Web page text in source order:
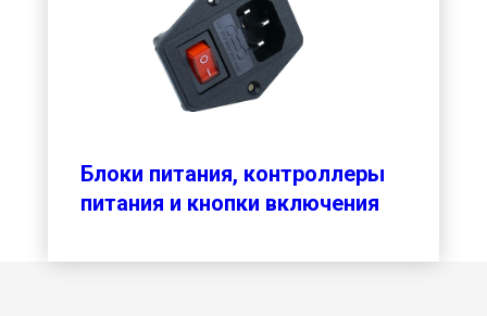
Блоки питания, контроллеры
питания и кнопки включения